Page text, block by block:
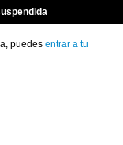
puedes entrar a tu